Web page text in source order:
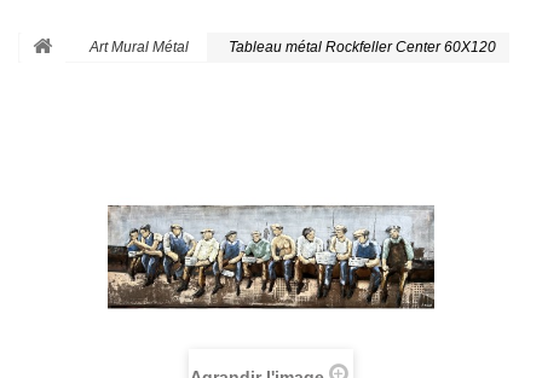
Art Mural Métal Tableau métal Rockfeller Center 60X120